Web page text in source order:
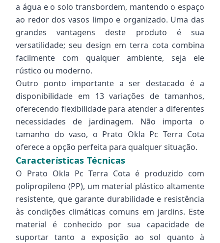
a água e o solo transbordem, mantendo o espaço
ao redor dos vasos limpo e organizado. Uma das
grandes vantagens deste produto é sua
versatilidade; seu design em terra cota combina
facilmente com qualquer ambiente, seja ele
rústico ou moderno.
Outro ponto importante a ser destacado é a
disponibilidade em 13 variações de tamanhos,
oferecendo flexibilidade para atender a diferentes
necessidades de jardinagem. Não importa o
tamanho do vaso, o Prato Okla Pc Terra Cota
oferece a opção perfeita para qualquer situação.
Características Técnicas
O Prato Okla Pc Terra Cota é produzido com
polipropileno (PP), um material plástico altamente
resistente, que garante durabilidade e resistência
às condições climáticas comuns em jardins. Este
material é conhecido por sua capacidade de
suportar tanto a exposição ao sol quanto à